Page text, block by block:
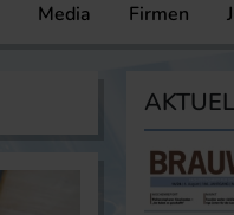
Media Firmen